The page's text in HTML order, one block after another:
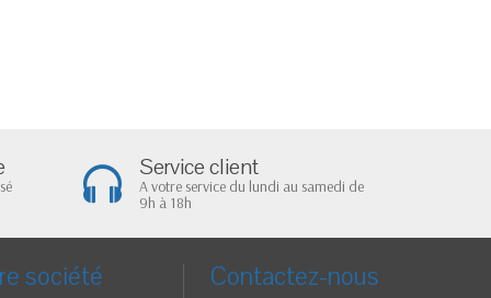
Service client
A votre service du lundi au samedi de
9h à 18h
société Contactez-nous